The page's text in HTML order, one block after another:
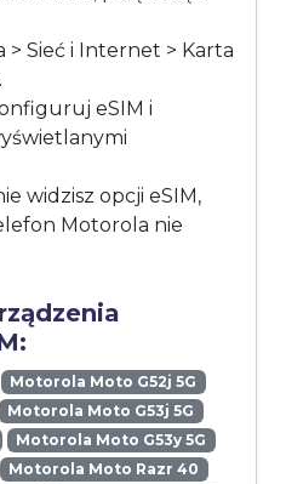
> Sieć i Internet > Karta
eSIM i
widzisz opcji eSIM,
Motorola nie
Motorola Moto G52j 5G
Motorola Moto G53j 5G
Motorola Moto G53y 5G
Motorola Moto Razr 40